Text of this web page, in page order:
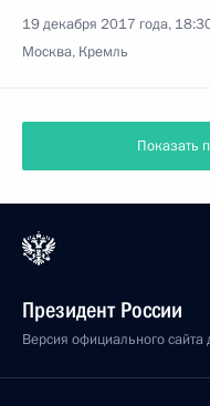
19 декабря 2017 года,
Москва, Кремль
Показать
Президент России
Версия официального сайта